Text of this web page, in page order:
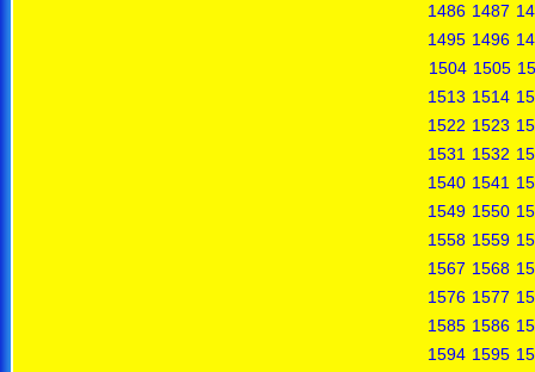
1486 1487
1495 1496
1504 1505
1513 1514
1522 1523
1531 1532
1540 1541
1549 1550
1558 1559
1567 1568
1576 1577
1585 1586
1594 1595